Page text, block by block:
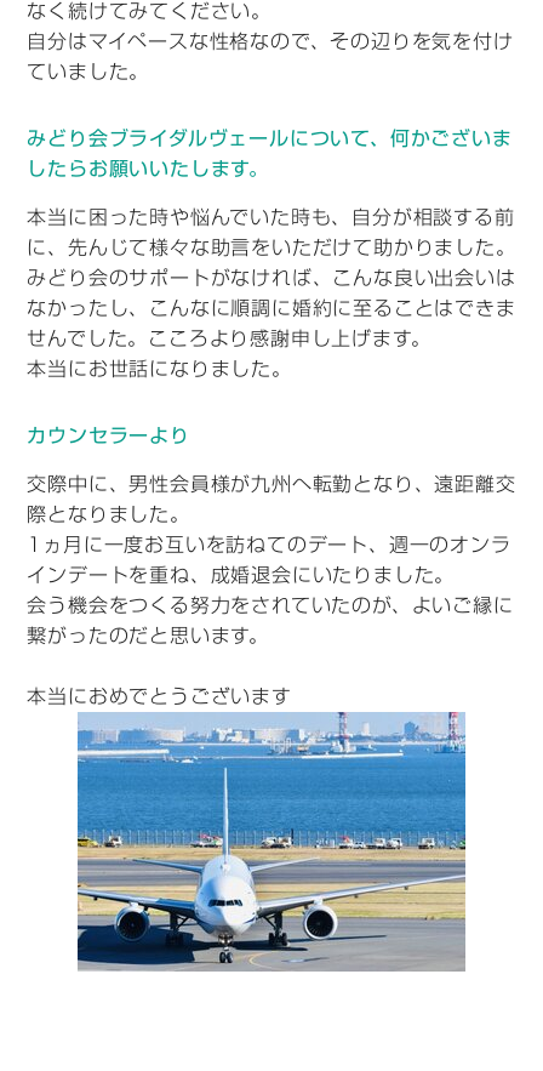
なく続けてみてください。
自分はマイペースな性格なので、その辺りを気を付け
ていました。
みどり会ブライダルヴェールについて、何かございま
したらお願いいたします。
本当に困った時や悩んでいた時も、自分が相談する前
に、先んじて様々な助言をいただけて助かりました。
みどり会のサポートがなければ、こんな良い出会いは
なかったし、こんなに順調に婚約に至ることはできま
せんでした。こころより感謝申し上げます。
本当にお世話になりました。
カウンセラーより
交際中に、男性会員様が九州へ転勤となり、遠距離交
際となりました。
1ヵ月に一度お互いを訪ねてのデート、週一のオンラ
インデートを重ね、成婚退会にいたりました。
会う機会をつくる努力をされていたのが、よいご縁に
繋がったのだと思います。
本当におめでとうございます